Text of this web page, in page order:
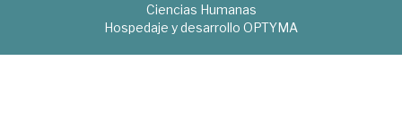
Ciencias Humanas
Hospedaje y desarrollo OPTYMA